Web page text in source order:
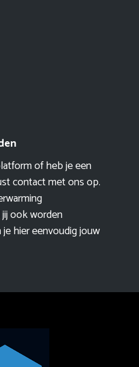
of heb je een
contact met ons op.
ook worden
hier eenvoudigjouw